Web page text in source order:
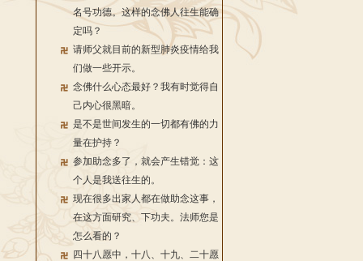
名号功德。这样的念佛人往生能确
定吗？
请师父就目前的新型肺炎疫情给我
们做一些开示。
念佛什么心态最好？我有时觉得自
己内心很黑暗。
是不是世间发生的一切都有佛的力
量在护持？
参加助念多了，就会产生错觉：这
个人是我送往生的。
现在很多出家人都在做助念这事，
在这方面研究、下功夫。法师您是
怎么看的？
四十八愿中，十八、十九、二十愿